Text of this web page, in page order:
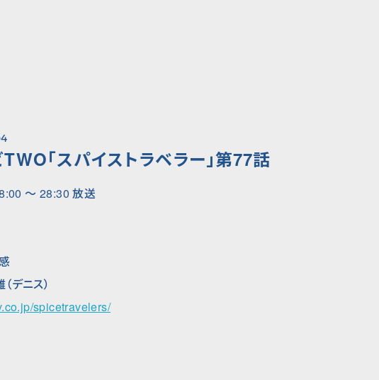
「スパイストラベラー」第77話
〜 28:30 放送
デニス）
spicetravelers/